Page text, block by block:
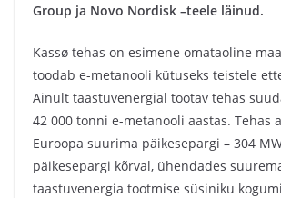
Group ja Novo Nordisk –teele läinud.
Kassø tehas on esimene omataoline
toodab e-metanooli kütuseks teistele
Ainult taastuvenergial töötav tehas
42 000 tonni e-metanooli aastas. Tehas
Euroopa suurima päikesepargi – 304
päikesepargi kõrval, ühendades
taastuvenergia tootmise süsiniku